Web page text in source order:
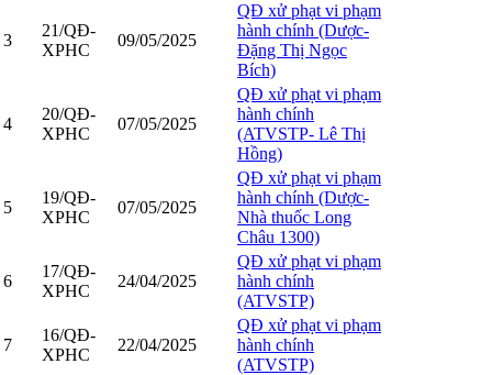
3
21/QĐ-
XPHC
09/05/2025
QĐ xử phạt vi phạm
hành chính (Dược-
Đặng Thị Ngọc
Bích)
4
20/QĐ-
XPHC
07/05/2025
QĐ xử phạt vi phạm
hành chính
(ATVSTP- Lê Thị
Hồng)
5
19/QĐ-
XPHC
07/05/2025
QĐ xử phạt vi phạm
hành chính (Dược-
Nhà thuốc Long
Châu 1300)
6
17/QĐ-
XPHC
24/04/2025
QĐ xử phạt vi phạm
hành chính
(ATVSTP)
7
16/QĐ-
XPHC
22/04/2025
QĐ xử phạt vi phạm
hành chính
(ATVSTP)